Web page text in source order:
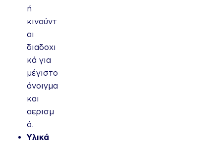
ή
κινούντ
αι
διαδοχι
κά για
μέγιστο
άνοιγμα
και
αερισμ
ό.
Υλικά